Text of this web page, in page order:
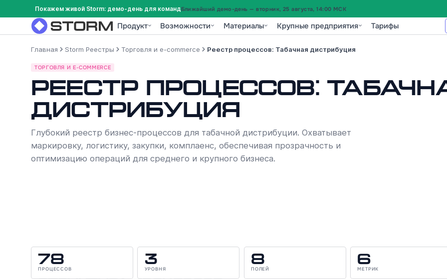
Покажем живой Storm: демо-день для командБлижайший демо-день — вторник, 25 августа, 14:00 МСК
Продукт Возможности Материалы Крупные предприятия Тарифы
Главная Storm Реестры Торговля и e-commerce Реестр процессов: Табачная дистрибуция
ТОРГОВЛЯ И E-COMMERCE
Реестр процессов:
дистрибуция
Глубокий реестр бизнес-процессов для табачной дистрибуции. Охватывает
маркировку, логистику, закупки, комплаенс, обеспечивая прозрачность и
оптимизацию операций для среднего и крупного бизнеса.
78
ПРОЦЕССОВ
3
УРОВНЯ
8
ПОЛЕЙ
6
МЕТРИК